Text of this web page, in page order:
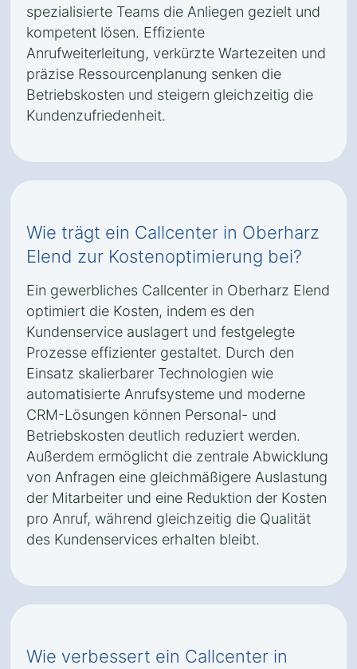
spezialisierte Teams die Anliegen gezielt und
kompetent lösen. Effiziente
Anrufweiterleitung, verkürzte Wartezeiten und
präzise Ressourcenplanung senken die
Betriebskosten und steigern gleichzeitig die
Kundenzufriedenheit.
Wie trägt ein Callcenter in Oberharz
Elend zur Kostenoptimierung bei?
Ein gewerbliches Callcenter in Oberharz Elend
optimiert die Kosten, indem es den
Kundenservice auslagert und festgelegte
Prozesse effizienter gestaltet. Durch den
Einsatz skalierbarer Technologien wie
automatisierte Anrufsysteme und moderne
CRM-Lösungen können Personal- und
Betriebskosten deutlich reduziert werden.
Außerdem ermöglicht die zentrale Abwicklung
von Anfragen eine gleichmäßigere Auslastung
der Mitarbeiter und eine Reduktion der Kosten
pro Anruf, während gleichzeitig die Qualität
des Kundenservices erhalten bleibt.
Wie verbessert ein Callcenter in